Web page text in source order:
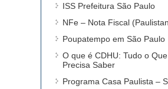
ISS Prefeitura São Paulo
NFe – Nota Fiscal
Poupatempo em São Paulo
O que é CDHU: Tudo o
Precisa Saber
Programa Casa Paulista –